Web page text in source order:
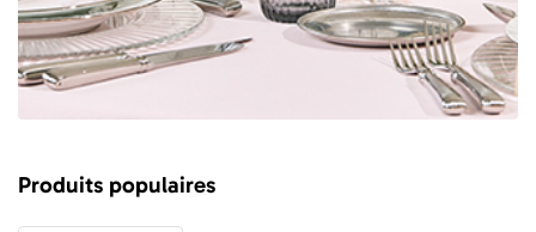
Produits populaires